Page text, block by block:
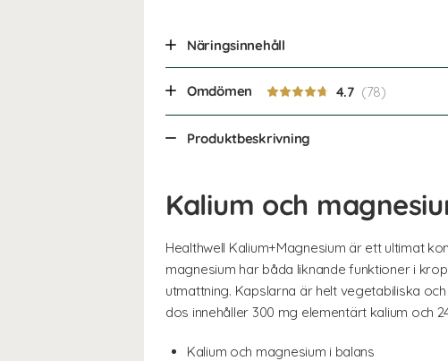
Näringsinnehåll
Omdömen 4.7
Produktbeskrivning
Kalium och
Healthwell Kalium+Magnesium är ett ultimat
magnesium har båda liknande funktioner i
utmattning. Kapslarna är helt vegetabiliska
dos innehåller 300 mg elementärt kalium och
Kalium och magnesium i balans